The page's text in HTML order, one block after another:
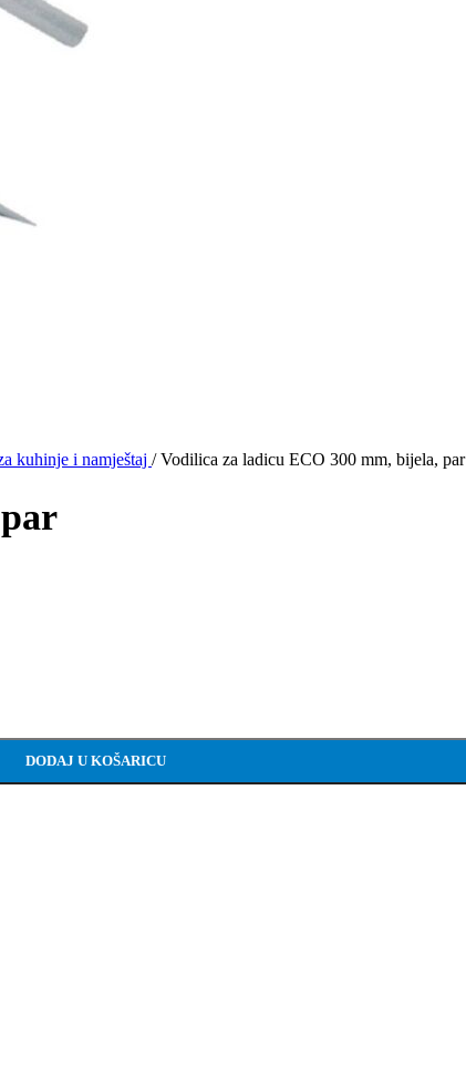
kuhinje i namještaj / Vodilica za ladicu ECO 300 mm, bijela, par
DODAJ U KOŠARICU